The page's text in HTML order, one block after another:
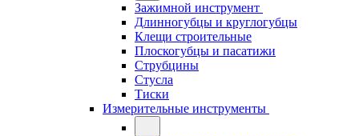
Зажимной инструмент
Длинногубцы и круглогубцы
Клещи строительные
Плоскогубцы и пасатижи
Струбцины
Стусла
Тиски
Измерительные инструменты